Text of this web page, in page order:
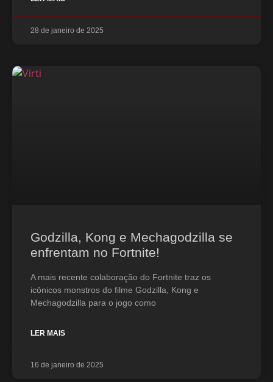
28 de janeiro de 2025
Godzilla, Kong e Mechagodzilla se
enfrentam no Fortnite!
A mais recente colaboração do Fortnite traz os
icônicos monstros do filme Godzilla, Kong e
Mechagodzilla para o jogo como
LER MAIS
16 de janeiro de 2025